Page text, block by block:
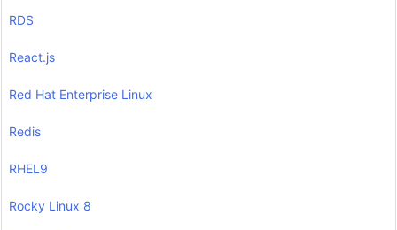
RDS
React.js
Red Hat Enterprise Linux
Redis
RHEL9
Rocky Linux 8